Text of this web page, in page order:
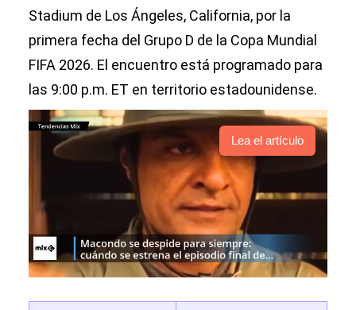
Stadium de Los Ángeles, California, por la
primera fecha del Grupo D de la Copa Mundial
FIFA 2026. El encuentro está programado para
las 9:00 p.m. ET en territorio estadounidense.
Lea el artículo